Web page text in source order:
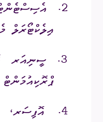
2.
އިލެކްޓޯރަލް
3.
ސީނިއަރ
4.